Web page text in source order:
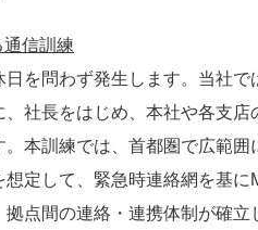
信訓練
を問わず発生します。当社で
、社長をはじめ、本社や各支
。本訓練では、首都圏で広範
想定して、緊急時連絡網を基
拠点間の連絡・連携体制が確